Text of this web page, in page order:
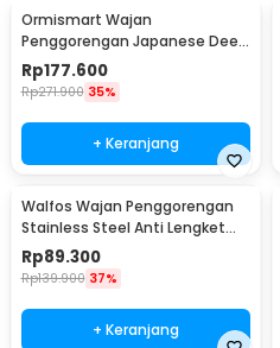
Ormismart Wajan
Penggorengan Japanese Deep
Frying Pot Thermometer 21cm
- KC0405
Rp177.600
Rp271.900 35%
+ Keranjang
Walfos Wajan Penggorengan
Stainless Steel Anti Lengket
Frying Pan - W0697
Rp89.300
Rp139.900 37%
+ Keranjang